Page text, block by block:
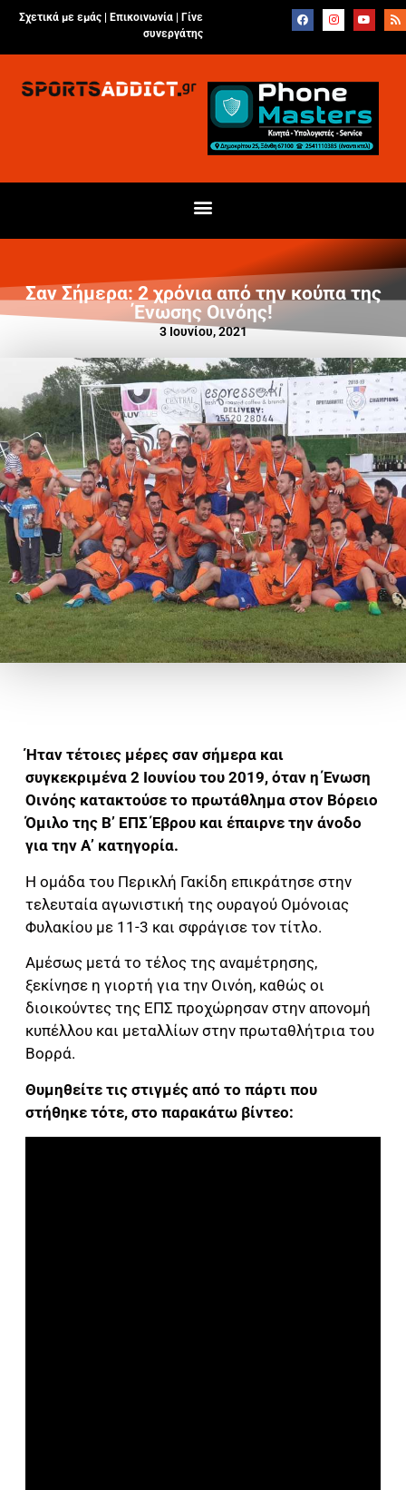
Σχετικά με εμάς | Επικοινωνία
Γίνε
συνεργάτης
Σαν Σήμερα: 2 χρόνια από την κούπα της
Ένωσης Οινόης!
3 Ιουνίου, 2021
Ήταν τέτοιες μέρες σαν σήμερα και
συγκεκριμένα 2 Ιουνίου του 2019, όταν η Ένωση
Οινόης κατακτούσε το πρωτάθλημα στον Βόρειο
Όμιλο της Β’ ΕΠΣ Έβρου και έπαιρνε την άνοδο
για την Α’ κατηγορία.
Η ομάδα του Περικλή Γακίδη επικράτησε στην
τελευταία αγωνιστική της ουραγού Ομόνοιας
Φυλακίου με 11-3 και σφράγισε τον τίτλο.
Αμέσως μετά το τέλος της αναμέτρησης,
ξεκίνησε η γιορτή για την Οινόη, καθώς οι
διοικούντες της ΕΠΣ προχώρησαν στην απονομή
κυπέλλου και μεταλλίων στην πρωταθλήτρια του
Βορρά.
Θυμηθείτε τις στιγμές από το πάρτι που
στήθηκε τότε, στο παρακάτω βίντεο: